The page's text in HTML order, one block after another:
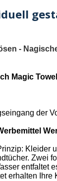
-
Magic
der
erhalten